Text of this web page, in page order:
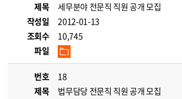
제목
세무분야 전문직 직원 공개 모집
작성일
2012-01-13
조회수
10,745
파일
번호
18
제목
법무담당 전문직 직원 공개 모집